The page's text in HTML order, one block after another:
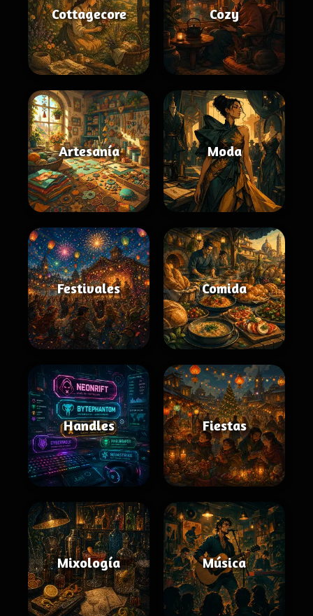
Cottagecore Cozy
Artesanía Moda
Festivales Comida
Handles Fiestas
Mixología Música